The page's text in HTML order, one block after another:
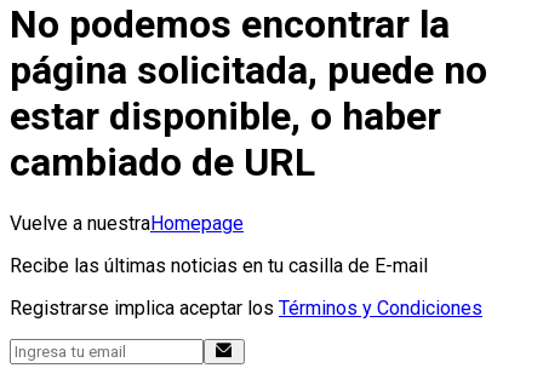
No podemos encontrar la
página solicitada, puede no
estar disponible, o haber
cambiado de URL
Vuelve a nuestraHomepage
Recibe las últimas noticias en tu casilla de E-mail
Registrarse implica aceptar los Términos y Condiciones